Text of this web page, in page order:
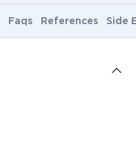
Faqs References Side